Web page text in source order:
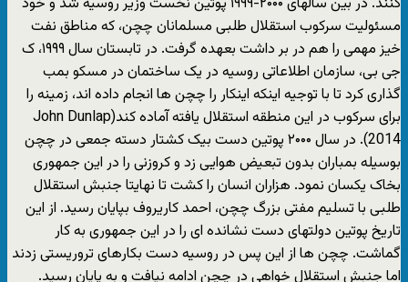
مسئولیت سرکوب استقلال طلبی مسلمانان چچن، که مناطق نفت
خیز مهمی را هم در بر داشت بعهده گرفت. در تابستان سال ۱۹۹۹، ک
جی بی، سازمان اطلاعاتی روسیه در یک ساختمان در مسکو بمب
گذاری کرد تا با توجیه اینکه اینکار را چچن ها انجام داده اند، زمینه را
برای سرکوب در این منطقه استقلال یافته آماده کند(John Dunlap
2014). در سال ۲۰۰۰ پوتین دست بیک کشتار دسته جمعی در چچن
بوسیله بمباران بدون تبعیض هوایی زد و کروزنی را در این جمهوری
بخاک یکسان نمود. هزاران انسان را کشت تا نهایتا جنبش استقلال
طلبی با تسلیم مفتی بزرگ چچن، احمد کاریروف بپایان رسید. از این
تاریخ پوتین دولتهای دست نشانده ای را در این جمهوری به کار
گماشت. چچن ها از این پس در روسیه دست بکارهای تروریستی زدند
اما جنبش استقلال خواهی در چچن ادامه نیافت و به پایان رسید.